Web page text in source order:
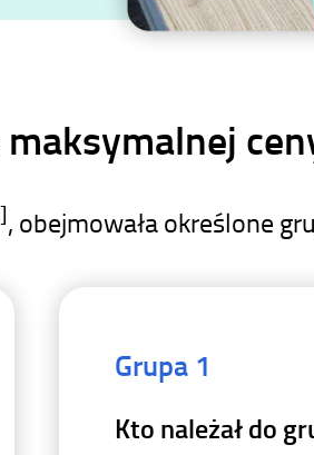
, obejmowała określone
Grupa 1
Kto należał do